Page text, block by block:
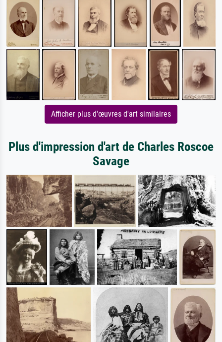
Afficher plus d'œuvres d'art similaires
Plus d'impression d'art de Charles Roscoe
Savage